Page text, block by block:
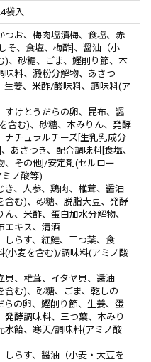
袋入
つお、梅肉塩漬梅、食塩、赤
そ、食塩、梅酢]、醤油（小
)、砂糖、ごま、鰹削り節、本
味料、澱粉分解物、あさつ
生姜、米酢/酸味料、調味料(ア
すけとうだらの卵、昆布、醤
含む)、砂糖、本みりん、発酵
ナチュラルチーズ[生乳乳成分
あさつき、配合調味料[食塩、
、その他]/安定剤(セルロー
ノ酸等)
き、人参、鶏肉、椎茸、醤油
含む)、砂糖、脱脂大豆、発酵
ん、米酢、蛋白加水分解物、
エキス、清酒
しらす、紅鮭、三つ葉、食
(小麦を含む)/調味料(アミノ酸
貝、椎茸、イタヤ貝、醤油
含む)、砂糖、ごま、乾しの
らの卵、鰹削り節、生姜、蛋
発酵調味料、三つ葉、本みり
水飴、寒天/調味料(アミノ酸
しらす、醤油（小麦・大豆を